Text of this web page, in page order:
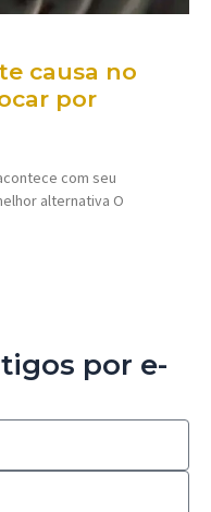
causa no
por
com seu
alternativa O
por e-